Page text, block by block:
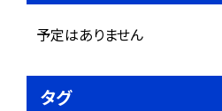
予定はありません
タグ